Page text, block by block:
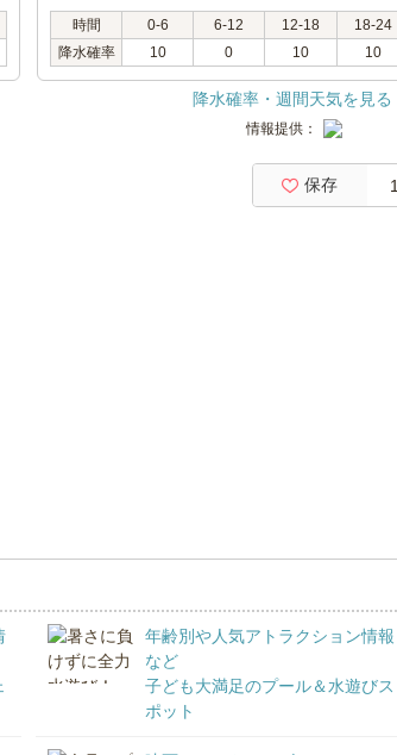
時間 0-6 6-12 12-18
18-24
降水確率
10 0 10 10
降水確率・週間天気を見る
情報提供：
保存 1
年齢別や人気アトラクション情報
など
子ども大満足のプール＆水遊びス
ポット